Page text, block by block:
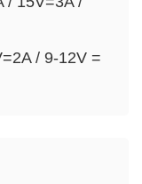
/ 9-12V =